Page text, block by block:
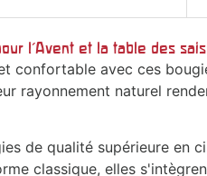
l'Avent et la table des
confortable avec ces
rayonnement naturel
de qualité supérieure en
classique, elles